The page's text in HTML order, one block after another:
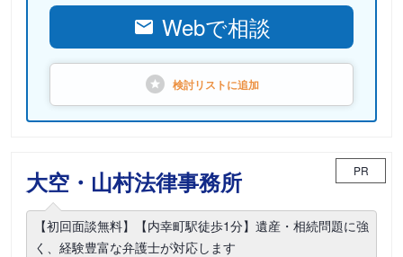
Webで相談
検討リストに追加
大空・山村法律事務所 PR
【初回面談無料】【内幸町駅徒歩1分】遺産・相続問題に強
く、経験豊富な弁護士が対応します